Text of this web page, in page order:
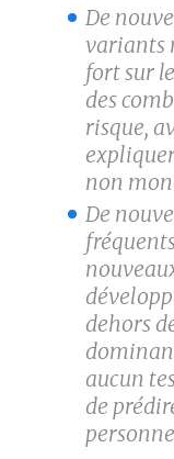
De
variants
fort sur
des
risque,
non
De
dehors
aucun
de